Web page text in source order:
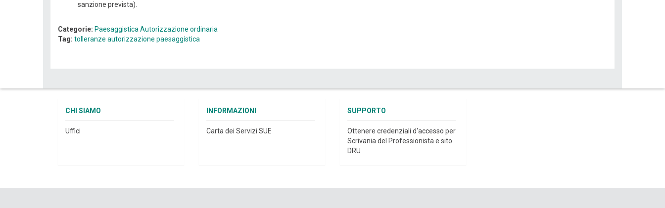
sanzione prevista).
Categorie: Paesaggistica Autorizzazione ordinaria
Tag: tolleranze autorizzazione paesaggistica
CHI SIAMO
Uffici
INFORMAZIONI
Carta dei Servizi SUE
SUPPORTO
Ottenere credenziali d'accesso per
Scrivania del Professionista e sito
DRU